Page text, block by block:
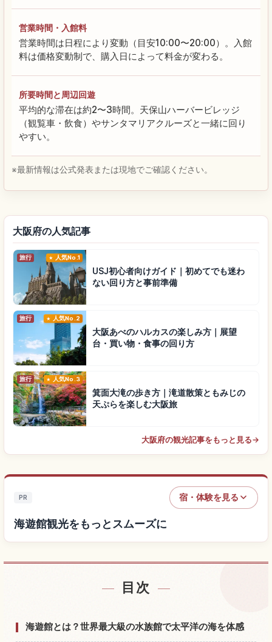
営業時間・入館料
営業時間は日程により変動（目安10:00〜20:00）。入館
料は価格変動制で、購入日によって料金が変わる。
所要時間と周辺回遊
平均的な滞在は約2〜3時間。天保山ハーバービレッジ
（観覧車・飲食）やサンタマリアクルーズと一緒に回り
やすい。
※最新情報は公式発表または現地でご確認ください。
大阪府の人気記事
旅行 人気No.1
USJ初心者向けガイド｜初めてでも迷わ
ない回り方と事前準備
旅行 人気No.2
大阪あべのハルカスの楽しみ方｜展望
台・買い物・食事の回り方
旅行 人気No.3
箕面大滝の歩き方｜滝道散策ともみじの
天ぷらを楽しむ大阪旅
大阪府の観光記事をもっと見る→
PR 宿・体験を見る
海遊館観光をもっとスムーズに
海遊館付近の宿を探す
海遊館の体験を探す↗
目次
海遊館とは？世界最大級の水族館で太平洋の海を体感